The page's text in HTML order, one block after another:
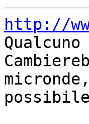
http://